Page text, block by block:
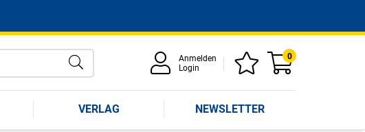
Anmelden
Login
0
VERLAG NEWSLETTER